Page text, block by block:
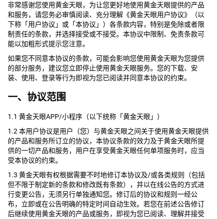
非常感谢您使用黄金天眼，为让您更好地使用黄金天眼提供的产品
和服务，请您务必审慎阅读、充分理解《黄金天眼用户协议》（以
下称「用户协议」或「本协议」）各条款内容，特别是免除或者限
制责任的条款，并选择接受或不接受。本协议中限制、免责条款可
能以加粗形式提示您注意。
如果您不同意本协议的条款，可能会影响您使用黄金天眼为您提供
的部分服务，建议您立即停止使用黄金天眼服务。您的下载、安
装、使用、登录等行为即视为您已阅读并同意本协议的约束。
一、协议范围
1.1 黄金天眼APP/小程序（以下统称「黄金天眼」）
1.2 本用户协议是用户（您）与黄金天眼之间关于使用黄金天眼提供
的产品和服务所订立的协议，本协议条款的效力及于黄金天眼所提
供的一切产品和服务，用户在享受黄金天眼任何单项服务时，应当
受本协议的约束。
1.3 黄金天眼有权根据需要不时地修订本协议及/或各类规则（包括
但不限于制定新的条款和修改既有条款），并以在线公告的方式进
行变更公告，无须另行单独通知您。修订后的协议和规则一经公
布，立即或在公告明确的特定时间自动生效。若您在前述公告修订
后继续使用黄金天眼的产品或服务，即视为您已阅读、理解并接受